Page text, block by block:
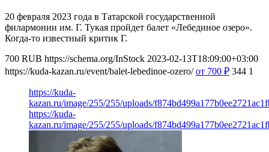
20 февраля 2023 года в Татарской государственной
филармонии им. Г. Тукая пройдет балет «Лебединое озеро».
Когда-то известный критик Г.
700 RUB https://schema.org/InStock 2023-02-13T18:09:00+03:00
https://kuda-kazan.ru/event/balet-lebedinoe-ozero/ от 700 ₽ 344 1
https://kuda-
kazan.ru/image/255/255/uploads/
https://kuda-
kazan.ru/image/255/255/uploads/